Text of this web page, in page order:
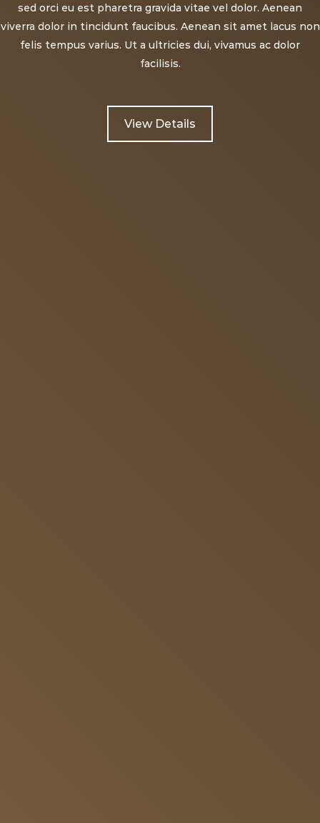
sed orci eu est pharetra gravida vitae vel dolor. Aenean
viverra dolor in tincidunt faucibus. Aenean sit amet lacus non
felis tempus varius. Ut a ultricies dui, vivamus ac dolor
facilisis.
View Details